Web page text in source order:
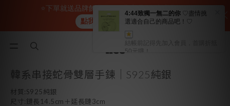
韓系串接蛇骨雙層手鍊｜S925純銀
材質:S925純銀
尺寸:鏈長14.5cm＋延長鏈3cm
⭐下單就送品牌飾品袋⭐現貨商品3天內出貨⭐
點我逛👉飾品現貨區